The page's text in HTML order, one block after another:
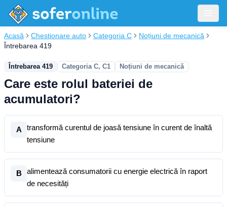
Acasă Chestionare auto Categoria C
Noțiuni de mecanică
Întrebarea 419
Întrebarea 419 Categoria C, C1 Noțiuni de mecanică
Care este rolul bateriei de
acumulatori?
A
transformă curentul de joasă tensiune în curent de înaltă
tensiune
B
alimentează consumatorii cu energie electrică în raport
de necesități